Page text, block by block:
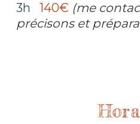
3h
140€ (me
précisons et